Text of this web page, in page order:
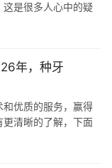
是很多人心中的疑
年，种牙
优质的服务，赢得
清晰的了解，下面